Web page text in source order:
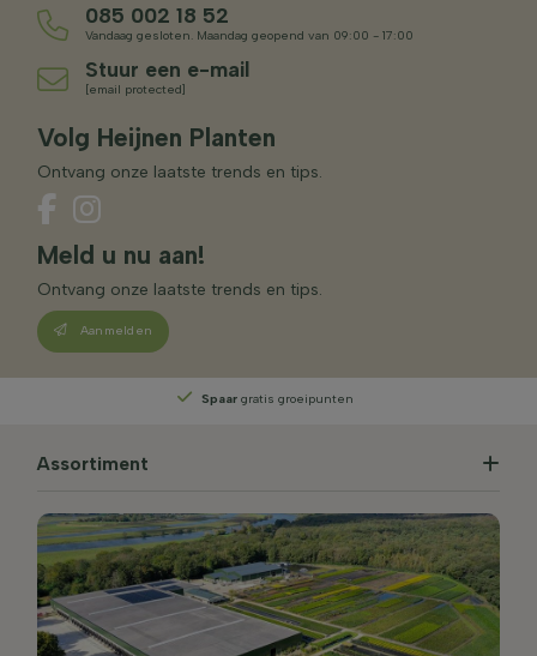
085 002 18 52
Vandaag gesloten. Maandag geopend van 09:00 - 17:00
Stuur een e-mail
[email protected]
Volg Heijnen Planten
Ontvang onze laatste trends en tips.
Meld u nu aan!
Ontvang onze laatste trends en tips.
Aanmelden
Spaargratis groeipunten
Assortiment